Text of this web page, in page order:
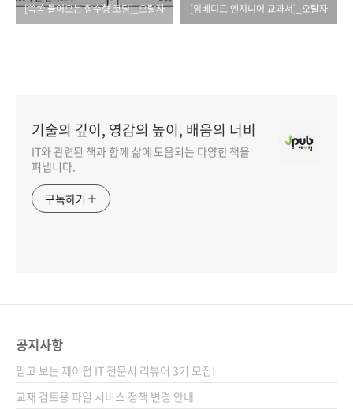
[쏙쏙 들어오는 함수형 코딩]_오탈자 [임베디드 엔지니어 교과서]_오탈자
기술의 깊이, 영감의 높이, 배움의 너비
IT와 관련된 책과 함께 삶에 도움되는 다양한 책을
펴냅니다.
구독하기
공지사항
믿고 보는 제이펍 IT 전문서 리뷰어 3기 모집!
교재 검토용 파일 서비스 정책 변경 안내